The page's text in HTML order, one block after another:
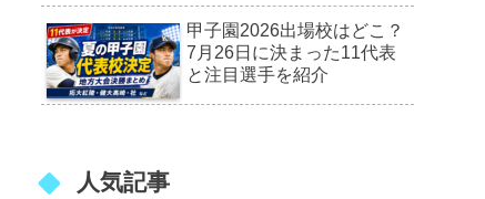
甲子園2026出場校はどこ？
7月26日に決まった11代表
と注目選手を紹介
人気記事